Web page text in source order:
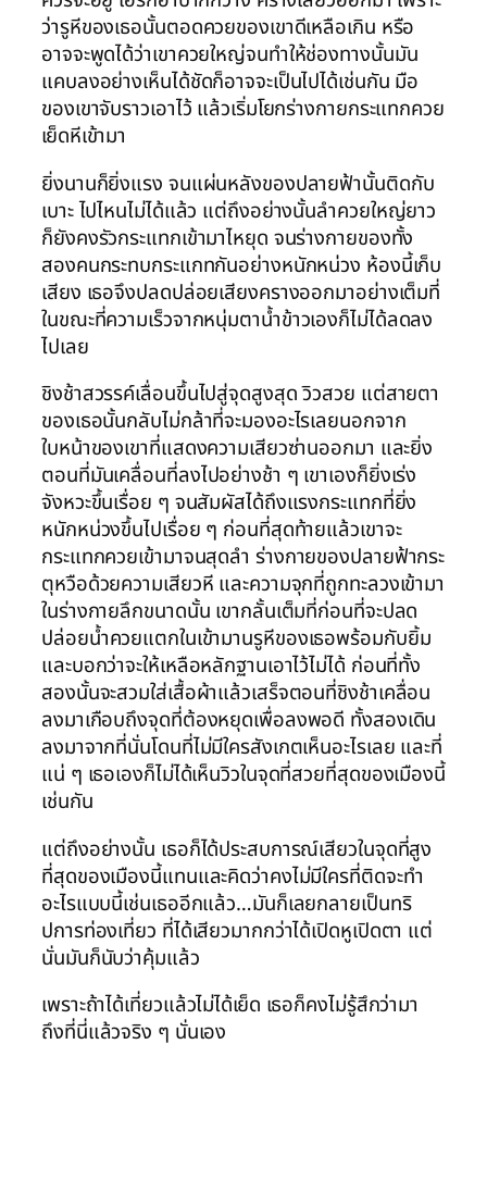
ว่ารูหีของเธอนั้นตอดควยของเขาดีเหลือเกิน หรือ
อาจจะพูดได้ว่าเขาควยใหญ่จนทำให้ช่องทางนั้นมัน
แคบลงอย่างเห็นได้ชัดก็อาจจะเป็นไปได้เช่นกัน มือ
ของเขาจับราวเอาไว้ แล้วเริ่มโยกร่างกายกระแทกควย
เย็ดหีเข้ามา
ยิ่งนานก็ยิ่งแรง จนแผ่นหลังของปลายฟ้านั้นติดกับ
เบาะ ไปไหนไม่ได้แล้ว แต่ถึงอย่างนั้นลำควยใหญ่ยาว
ก็ยังคงรัวกระแทกเข้ามาไหยุด จนร่างกายของทั้ง
สองคนกระทบกระแกทกันอย่างหนักหน่วง ห้องนี้เก็บ
เสียง เธอจึงปลดปล่อยเสียงครางออกมาอย่างเต็มที่
ในขณะที่ความเร็วจากหนุ่มตาน้ำข้าวเองก็ไม่ได้ลดลง
ไปเลย
ชิงช้าสวรรค์เลื่อนขึ้นไปสู่จุดสูงสุด วิวสวย แต่สายตา
ของเธอนั้นกลับไม่กล้าที่จะมองอะไรเลยนอกจาก
ใบหน้าของเขาที่แสดงความเสียวซ่านออกมา และยิ่ง
ตอนที่มันเคลื่อนที่ลงไปอย่างช้า ๆ เขาเองก็ยิ่งเร่ง
จังหวะขึ้นเรื่อย ๆ จนสัมผัสได้ถึงแรงกระแทกที่ยิ่ง
หนักหน่วงขึ้นไปเรื่อย ๆ ก่อนที่สุดท้ายแล้วเขาจะ
กระแทกควยเข้ามาจนสุดลำ ร่างกายของปลายฟ้ากระ
ตุหวือด้วยความเสียวหี และความจุกที่ถูกทะลวงเข้ามา
ในร่างกายลึกขนาดนั้น เขากลั้นเต็มที่ก่อนที่จะปลด
ปล่อยน้ำควยแตกในเข้ามานรูหีของเธอพร้อมกับยิ้ม
และบอกว่าจะให้เหลือหลักฐานเอาไว้ไม่ได้ ก่อนที่ทั้ง
สองนั้นจะสวมใส่เสื้อผ้าแล้วเสร็จตอนที่ชิงช้าเคลื่อน
ลงมาเกือบถึงจุดที่ต้องหยุดเพื่อลงพอดี ทั้งสองเดิน
ลงมาจากที่นั่นโดนที่ไม่มีใครสังเกตเห็นอะไรเลย และที่
แน่ ๆ เธอเองก็ไม่ได้เห็นวิวในจุดที่สวยที่สุดของเมืองนี้
เช่นกัน
แต่ถึงอย่างนั้น เธอก็ได้ประสบการณ์เสียวในจุดที่สูง
ที่สุดของเมืองนี้แทนและคิดว่าคงไม่มีใครที่ติดจะทำ
อะไรแบบนี้เช่นเธออีกแล้ว…มันก็เลยกลายเป็นทริ
ปการท่องเที่ยว ที่ได้เสียวมากกว่าได้เปิดหูเปิดตา แต่
นั่นมันก็นับว่าคุ้มแล้ว
เพราะถ้าได้เที่ยวแล้วไม่ได้เย็ด เธอก็คงไม่รู้สึกว่ามา
ถึงที่นี่แล้วจริง ๆ นั่นเอง